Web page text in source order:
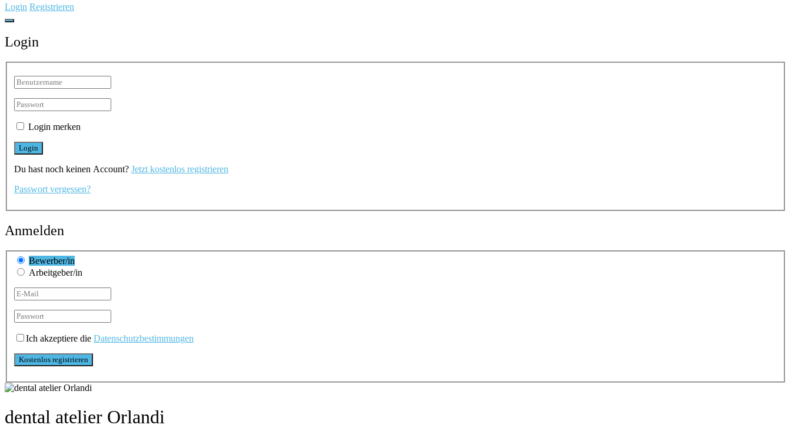
Login Registrieren
Login
Login merken
Du hast noch keinen Account? Jetzt kostenlos registrieren
Passwort vergessen?
Anmelden
Bewerber/in
Arbeitgeber/in
Ich akzeptiere die Datenschutzbestimmungen
dental atelier Orlandi